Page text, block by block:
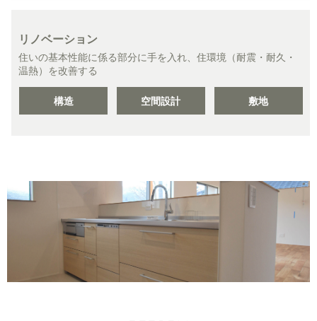
リノベーション
住いの基本性能に係る部分に手を入れ、住環境（耐震・耐久・
温熱）を改善する
構造 空間設計 敷地